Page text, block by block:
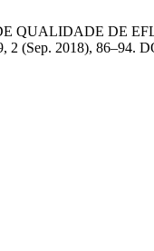
QUALIDADE DE
2 (Sep. 2018), 86–94.